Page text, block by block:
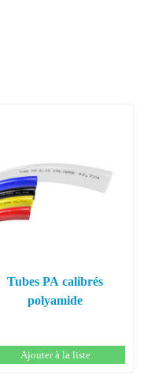
Tubes PA calibrés
polyamide
Ajouter à la liste